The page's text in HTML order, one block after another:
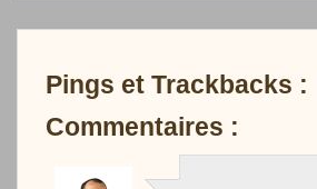
Pings et Trackbacks :
Commentaires :